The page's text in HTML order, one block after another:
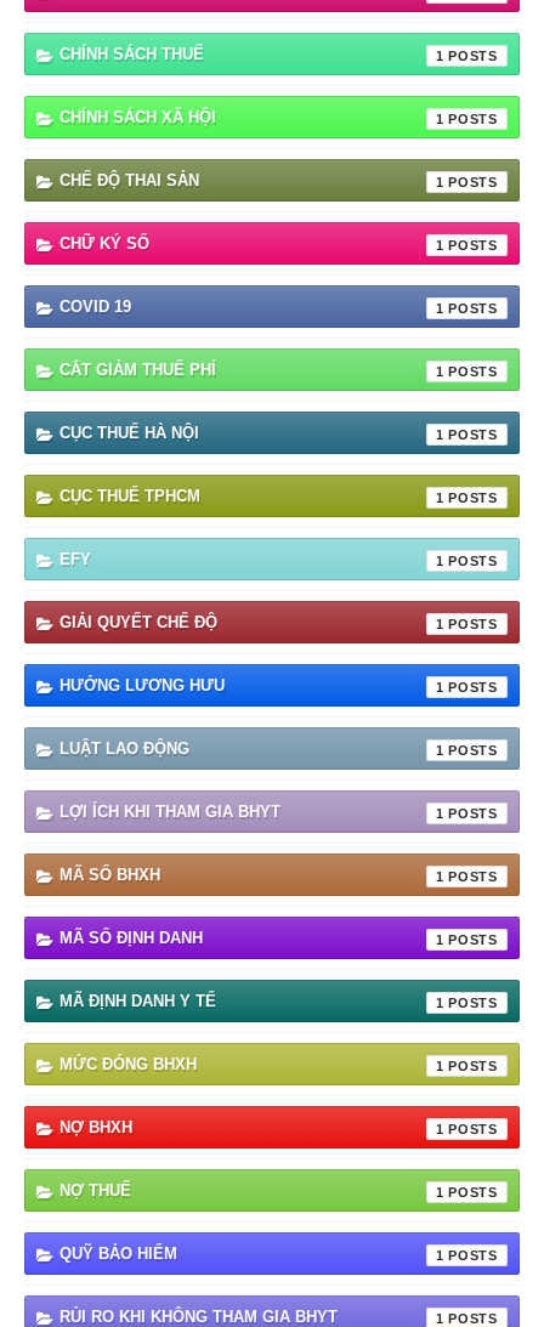
CHÍNH SÁCH THUẾ 1
CHÍNH SÁCH XÃ HỘI 1
CHẾ ĐỘ THAI SẢN 1
CHỮ KÝ SỐ 1
COVID 19 1
CẮT GIẢM THUẾ PHÍ 1
CỤC THUẾ HÀ NỘI 1
CỤC THUẾ TPHCM 1
EFY 1
GIẢI QUYẾT CHẾ ĐỘ 1
HƯỞNG LƯƠNG HƯU 1
LUẬT LAO ĐỘNG 1
LỢI ÍCH KHI THAM GIA BHYT 1
MÃ SỐ BHXH 1
MÃ SỐ ĐỊNH DANH 1
MÃ ĐỊNH DANH Y TẾ 1
MỨC ĐÓNG BHXH 1
NỢ BHXH 1
NỢ THUẾ 1
QUỸ BẢO HIỂM 1
RỦI RO KHI KHÔNG THAM GIA BHYT 1